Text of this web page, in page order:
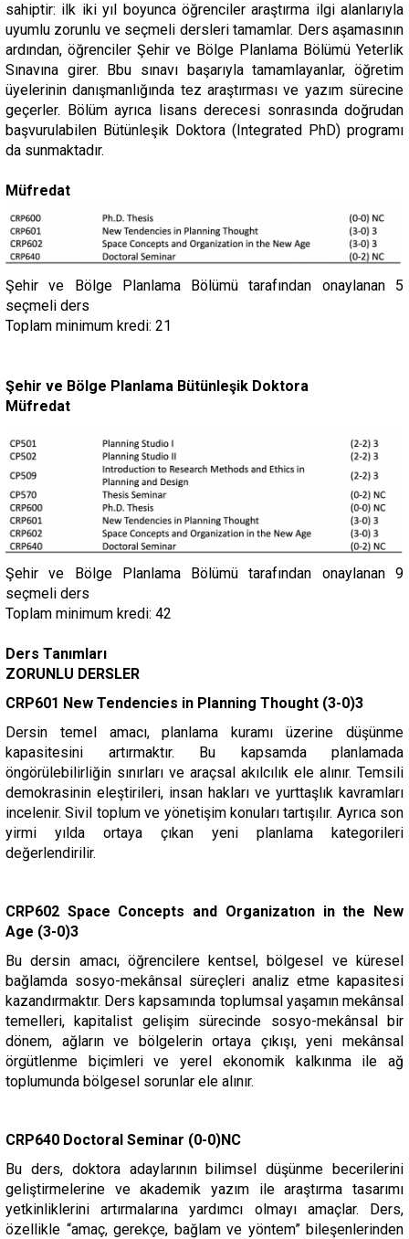
sahiptir: ilk iki yıl boyunca öğrenciler araştırma ilgi alanlarıyla
uyumlu zorunlu ve seçmeli dersleri tamamlar. Ders aşamasının
ardından, öğrenciler Şehir ve Bölge Planlama Bölümü Yeterlik
Sınavına girer. Bbu sınavı başarıyla tamamlayanlar, öğretim
üyelerinin danışmanlığında tez araştırması ve yazım sürecine
geçerler. Bölüm ayrıca lisans derecesi sonrasında doğrudan
başvurulabilen Bütünleşik Doktora (Integrated PhD) programı
da sunmaktadır.
Müfredat
Şehir ve Bölge Planlama Bölümü tarafından onaylanan 5
seçmeli ders
Toplam minimum kredi: 21
Şehir ve Bölge Planlama Bütünleşik Doktora
Müfredat
Şehir ve Bölge Planlama Bölümü tarafından onaylanan 9
seçmeli ders
Toplam minimum kredi: 42
Ders Tanımları
ZORUNLU DERSLER
CRP601 New Tendencies in Planning Thought (3-0)3
Dersin temel amacı, planlama kuramı üzerine düşünme
kapasitesini artırmaktır. Bu kapsamda planlamada
öngörülebilirliğin sınırları ve araçsal akılcılık ele alınır. Temsili
demokrasinin eleştirileri, insan hakları ve yurttaşlık kavramları
incelenir. Sivil toplum ve yönetişim konuları tartışılır. Ayrıca son
yirmi yılda ortaya çıkan yeni planlama kategorileri
değerlendirilir.
CRP602 Space Concepts and Organizatıon in the New
Age (3-0)3
Bu dersin amacı, öğrencilere kentsel, bölgesel ve küresel
bağlamda sosyo-mekânsal süreçleri analiz etme kapasitesi
kazandırmaktır. Ders kapsamında toplumsal yaşamın mekânsal
temelleri, kapitalist gelişim sürecinde sosyo-mekânsal bir
dönem, ağların ve bölgelerin ortaya çıkışı, yeni mekânsal
örgütlenme biçimleri ve yerel ekonomik kalkınma ile ağ
toplumunda bölgesel sorunlar ele alınır.
CRP640 Doctoral Seminar (0-0)NC
Bu ders, doktora adaylarının bilimsel düşünme becerilerini
geliştirmelerine ve akademik yazım ile araştırma tasarımı
yetkinliklerini artırmalarına yardımcı olmayı amaçlar. Ders,
özellikle “amaç, gerekçe, bağlam ve yöntem” bileşenlerinden